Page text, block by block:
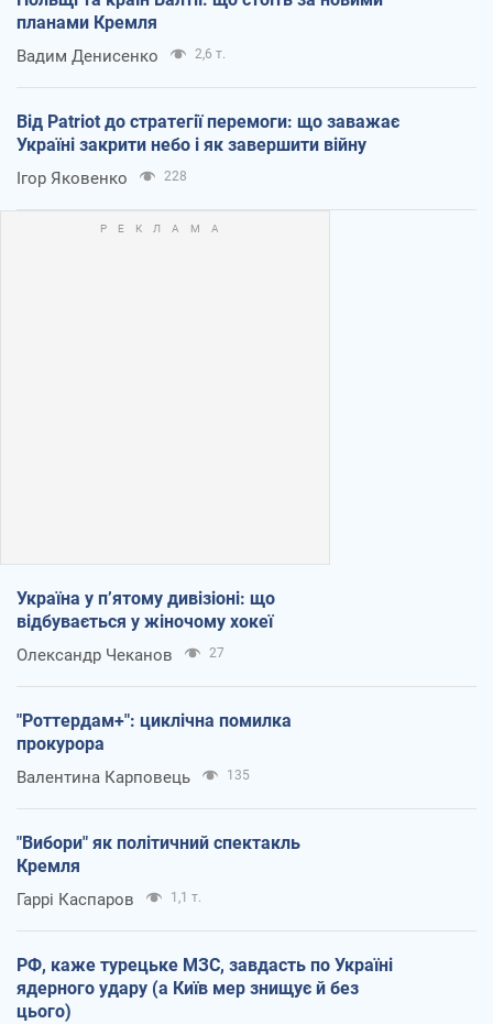
планами Кремля
Вадим Денисенко 2,6 т.
Від Patriot до стратегії перемоги: що заважає
Україні закрити небо і як завершити війну
Ігор Яковенко 228
Україна у п’ятому дивізіоні: що
відбувається у жіночому хокеї
Олександр Чеканов 27
"Роттердам+": циклічна помилка
прокурора
Валентина Карповець 135
"Вибори" як політичний спектакль
Кремля
Гаррі Каспаров 1,1 т.
РФ, каже турецьке МЗС, завдасть по Україні
ядерного удару (а Київ мер знищує й без
цього)